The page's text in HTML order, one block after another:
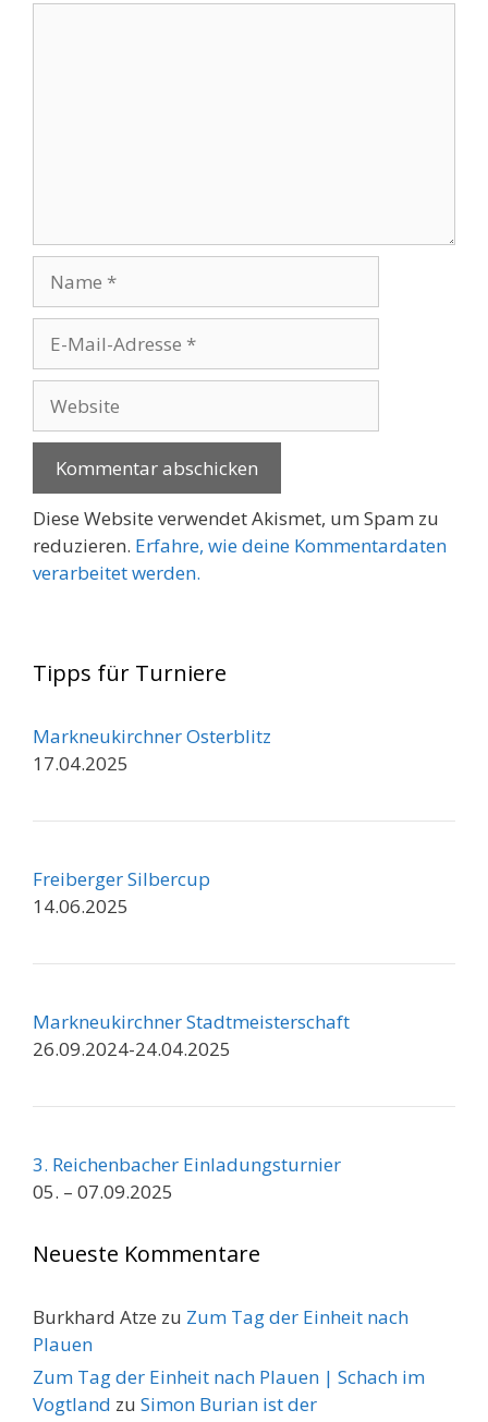
Mail-
Adresse
Diese Website verwendet Akismet, um Spam zu
reduzieren. Erfahre, wie deine Kommentardaten
verarbeitet werden.
Tipps für Turniere
Markneukirchner Osterblitz
17.04.2025
Freiberger Silbercup
14.06.2025
Markneukirchner Stadtmeisterschaft
26.09.2024-24.04.2025
3. Reichenbacher Einladungsturnier
05. – 07.09.2025
Neueste Kommentare
Burkhard Atze zu Zum Tag der Einheit nach
Plauen
Zum Tag der Einheit nach Plauen | Schach im
Vogtland zu Simon Burian ist der